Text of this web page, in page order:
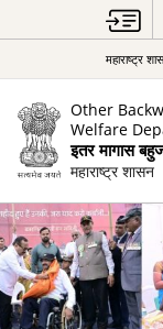
महाराष्ट्र
Other
Welfare
इतर मागास
महाराष्ट्र शासन